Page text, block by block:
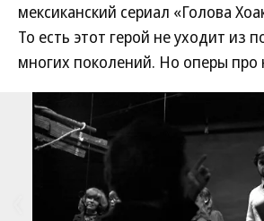
мексиканский сериал «Голова
То есть этот герой не уходит из
многих поколений. Но оперы про